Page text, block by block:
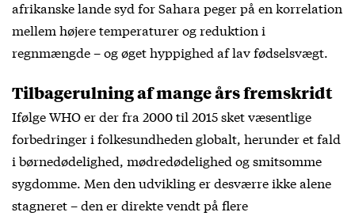
afrikanske lande syd for Sahara peger på en korrelation
mellem højere temperaturer og reduktion i
regnmængde – og øget hyppighed af lav fødselsvægt.
Tilbagerulning af mange års fremskridt
Ifølge WHO er der fra 2000 til 2015 sket væsentlige
forbedringer i folkesundheden globalt, herunder et fald
i børnedødelighed, mødredødelighed og smitsomme
sygdomme. Men den udvikling er desværre ikke alene
stagneret – den er direkte vendt på flere